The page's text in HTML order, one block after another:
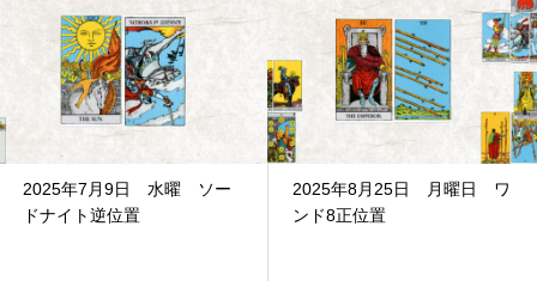
2025年8月25日 月曜日 ワ
ンド8正位置
2024年11月26日 火曜日
カップ9正位置